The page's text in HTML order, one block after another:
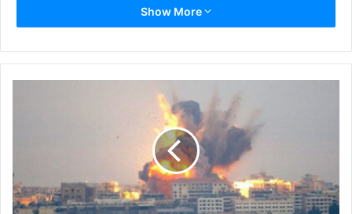
Η Σαβίνα Γιαννάτου και οι Primavera en Salonico
εμπνέονται από το τραγούδι του Άριελ, του αγαθού
Τρικυμίατου Σαίξπηρ και δημιουργούν
, με τραγούδια για το νερό και την έρημο,
για τη ζωή και τον θάνατο, τη γονιμότητα, τη μαγεία, την
επιθυμία, τον εξαγνισμό.Μαζί τους η Τυνήσια Λάμια
Show More